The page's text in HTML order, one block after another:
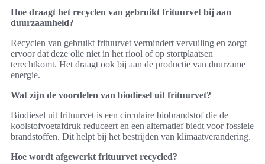
Hoe draagt het recyclen van gebruikt frituurvet bij aan
duurzaamheid?
Recyclen van gebruikt frituurvet vermindert vervuiling en zorgt
ervoor dat deze olie niet in het riool of op stortplaatsen
terechtkomt. Het draagt ook bij aan de productie van duurzame
energie.
Wat zijn de voordelen van biodiesel uit frituurvet?
Biodiesel uit frituurvet is een circulaire biobrandstof die de
koolstofvoetafdruk reduceert en een alternatief biedt voor fossiele
brandstoffen. Dit helpt bij het bestrijden van klimaatverandering.
Hoe wordt afgewerkt frituurvet recycled?